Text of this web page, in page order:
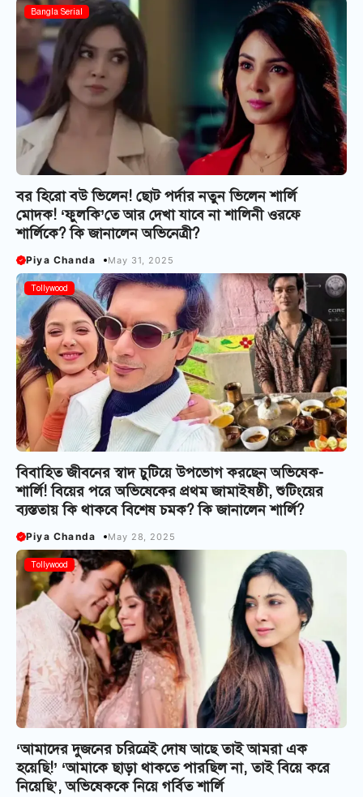
Bangla Serial
বর হিরো ব‌উ ভিলেন! ছোট পর্দার নতুন ভিলেন শার্লি
মোদক! ‘ফুলকি’তে আর দেখা যাবে না শালিনী ওরফে
শার্লিকে? কি জানালেন অভিনেত্রী?
Piya Chanda May 31, 2025
Tollywood
বিবাহিত জীবনের স্বাদ চুটিয়ে উপভোগ করছেন অভিষেক-
শার্লি! বিয়ের পরে অভিষেকের প্রথম জামাইষষ্ঠী, শুটিংয়ের
ব্যস্ততায় কি থাকবে বিশেষ চমক? কি জানালেন শার্লি?
Piya Chanda May 28, 2025
Tollywood
‘আমাদের দুজনের চরিত্রেই দোষ আছে তাই আমরা এক
হয়েছি!’ ‘আমাকে ছাড়া থাকতে পারছিল না, তাই বিয়ে করে
নিয়েছি’, অভিষেককে নিয়ে গর্বিত শার্লি